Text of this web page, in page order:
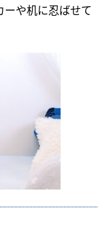
や机に忍ばせて